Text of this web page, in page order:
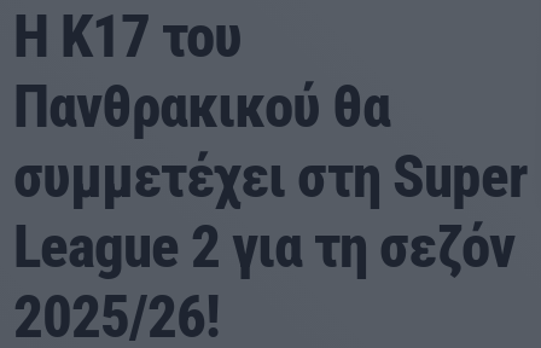
Αρχική
Εκπομπές
Τοπικά Νέα
Αθλητικά
Η Κ17 του
Πανθρακικού θα
συμμετέχει στη Super
League 2 για τη σεζόν
2025/26!